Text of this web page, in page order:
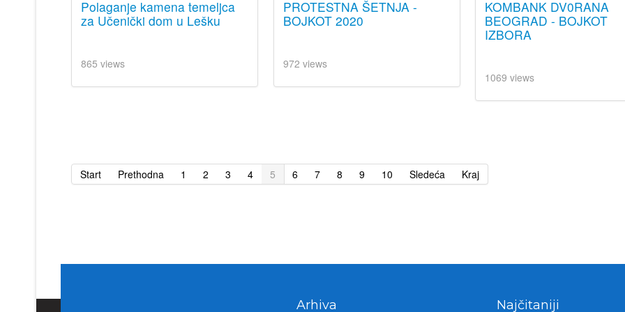
Polaganje kamena temeljca
za Učenički dom u Lešku
865 views
PROTESTNA ŠETNJA -
BOJKOT 2020
972 views
KOMBANK DV0RANA
BEOGRAD - BOJKOT
IZBORA
1069 views
Start Prethodna 1 2 3 4 5 6 7 8 9 10 Sledeća Kraj
Arhiva Najčitaniji